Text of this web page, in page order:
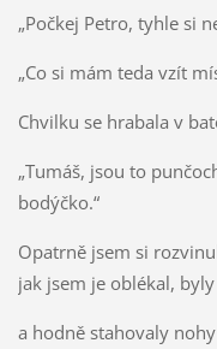
„Počkej Petro, tyhle si
„Co si mám teda vzít
Chvilku se hrabala v
„Tumáš, jsou to
bodýčko.“
Opatrně jsem si
jak jsem je oblékal,
a hodně stahovaly